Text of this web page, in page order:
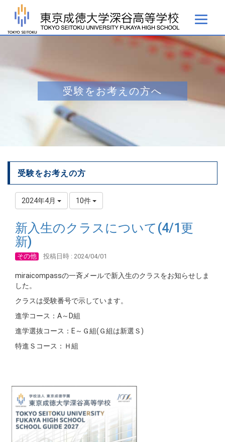
受験をお考えの方へ
受験をお考えの方
2024年4月 10件
新入生のクラスについて(4/1更
新)
その他 投稿日時 : 2024/04/01
miraicompassの一斉メールで新入生のクラスをお知らせしま
した。
クラスは受験番号で示しています。
進学コース：A～D組
進学選抜コース：E～Ｇ組(Ｇ組は新選Ｓ)
特進Ｓコース：Ｈ組